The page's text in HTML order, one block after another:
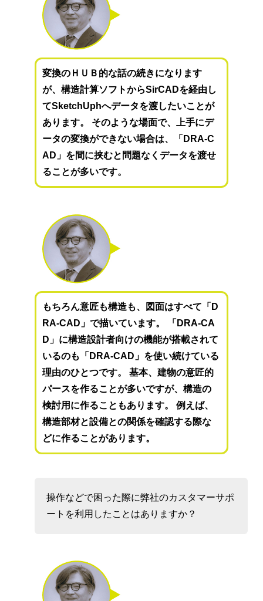
変換のＨＵＢ的な話の続きになります
が、構造計算ソフトからSirCADを経由し
てSketchUphへデータを渡したいことが
あります。 そのような場面で、上手にデ
ータの変換ができない場合は、「DRA-C
AD」を間に挟むと問題なくデータを渡せ
ることが多いです。
もちろん意匠も構造も、図面はすべて「D
RA-CAD」で描いています。 「DRA-CA
D」に構造設計者向けの機能が搭載されて
いるのも「DRA-CAD」を使い続けている
理由のひとつです。 基本、建物の意匠的
パースを作ることが多いですが、構造の
検討用に作ることもあります。 例えば、
構造部材と設備との関係を確認する際な
どに作ることがあります。
操作などで困った際に弊社のカスタマーサポ
ートを利用したことはありますか？